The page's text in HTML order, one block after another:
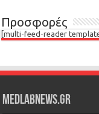
Προσφορές
[multi-feed-reader
Medlabnews.gr